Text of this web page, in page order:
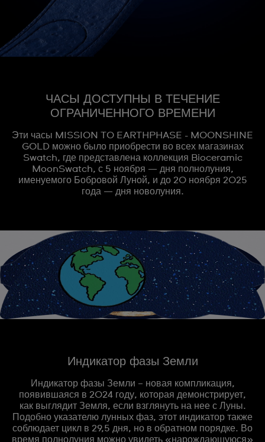
ЧАСЫ ДОСТУПНЫ В ТЕЧЕНИЕ
ОГРАНИЧЕННОГО ВРЕМЕНИ
Эти часы MISSION TO EARTHPHASE - MOONSHINE
GOLD можно было приобрести во всех магазинах
Swatch, где представлена коллекция Bioceramic
MoonSwatch, с 5 ноября — дня полнолуния,
именуемого Бобровой Луной, и до 20 ноября 2025
года — дня новолуния.
Индикатор фазы Земли
Индикатор фазы Земли – новая компликация,
появившаяся в 2024 году, которая демонстрирует,
как выглядит Земля, если взглянуть на нее с Луны.
Подобно указателю лунных фаз, этот индикатор также
соблюдает цикл в 29,5 дня, но в обратном порядке. Во
время полнолуния можно увидеть «нарождающуюся»